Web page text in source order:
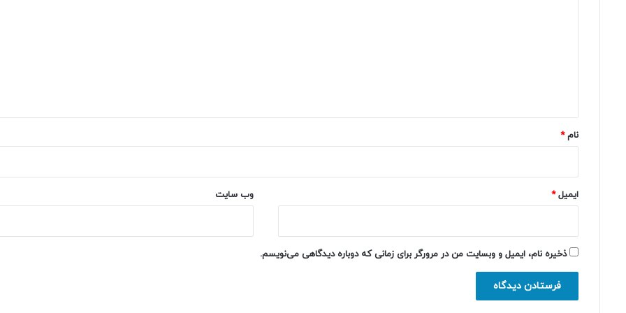
نام*
ایمیل* وب‌ سایت
ذخیره نام، ایمیل و وبسایت من در مرورگر برای زمانی که دوباره دیدگاهی می‌نویسم.